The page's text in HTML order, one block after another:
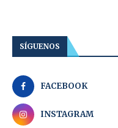
SÍGUENOS
FACEBOOK
INSTAGRAM